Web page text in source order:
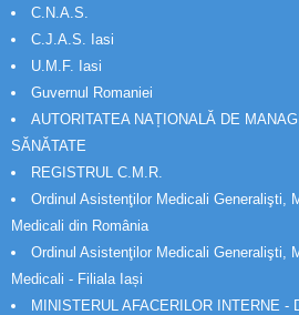
C.N.A.S.
C.J.A.S. Iasi
U.M.F. Iasi
Guvernul Romaniei
AUTORITATEA NAȚIONALĂ DE
SĂNĂTATE
REGISTRUL C.M.R.
Ordinul Asistenţilor Medicali Generalişti,
Medicali din România
Ordinul Asistenţilor Medicali Generalişti,
Medicali - Filiala Iași
MINISTERUL AFACERILOR INTERNE -